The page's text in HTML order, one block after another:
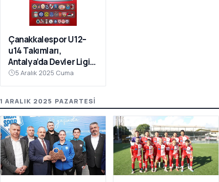
Çanakkalespor U12–
u14 Takımları,
Antalya’da Devler Ligi
Sahnesinde!
5 Aralık 2025 Cuma
1 ARALIK 2025 PAZARTESI